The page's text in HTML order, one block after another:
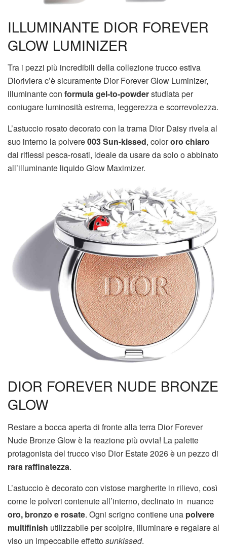
ILLUMINANTE DIOR FOREVER
GLOW LUMINIZER
Tra i pezzi più incredibili della collezione trucco estiva
Dioriviera c’è sicuramente Dior Forever Glow Luminizer,
illuminante con formula gel-to-powderstudiata per
coniugare luminosità estrema, leggerezza e scorrevolezza.
L’astuccio rosato decorato con la trama Dior Daisy rivela al
suo interno la polvere003 Sun-kissed, colororo chiaro
dai riflessi pesca-rosati, ideale da usare da solo o abbinato
all’illuminante liquido Glow Maximizer.
DIOR FOREVER NUDE BRONZE
GLOW
Restare a bocca aperta di fronte alla terra Dior Forever
Nude Bronze Glow è la reazione più ovvia! La palette
protagonista del trucco viso Dior Estate 2026 è un pezzo di
rara raffinatezza.
L’astuccio è decorato con vistose margherite in rilievo, così
come le polveri contenute all’interno, declinato in nuance
oro, bronzo e rosate. Ogni scrigno contiene una polvere
multifinish utilizzabile per scolpire, illuminare e regalare al
viso un impeccabile effettosunkissed.